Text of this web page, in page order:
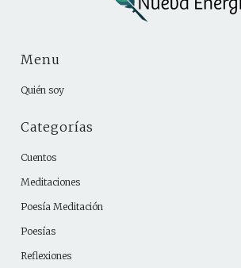
Menu
Quién soy
Categorías
Cuentos
Meditaciones
Poesía Meditación
Poesías
Reflexiones